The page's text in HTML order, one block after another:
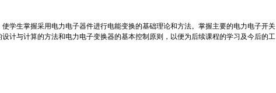
学生掌握采用电力电子器件进行电能变换的基础理论和方法。掌握主要的电力电子开关
计与计算的方法和电力电子变换器的基本控制原则，以便为后续课程的学习及今后的工